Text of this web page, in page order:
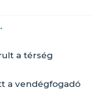
a térség
a vendégfogadó